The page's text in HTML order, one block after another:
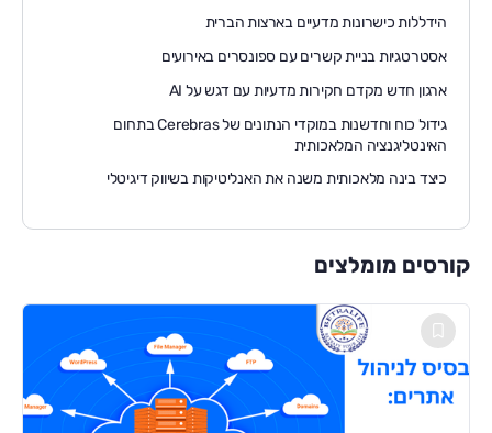
הידללות כישרונות מדעיים בארצות הברית
אסטרטגיות בניית קשרים עם ספונסרים באירועים
ארגון חדש מקדם חקירות מדעיות עם דגש על AI
גידול כוח וחדשנות במוקדי הנתונים של Cerebras בתחום
האינטליגנציה המלאכותית
כיצד בינה מלאכותית משנה את האנליטיקות בשיווק דיגיטלי
קורסים מומלצים